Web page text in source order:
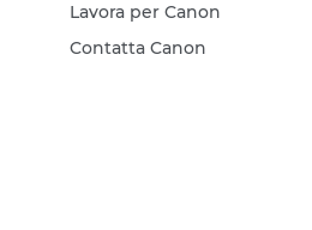
Lavora per Canon
Contatta Canon